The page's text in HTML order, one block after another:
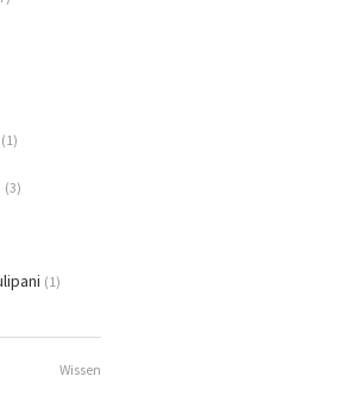
(1)
(3)
(1)
Wissen